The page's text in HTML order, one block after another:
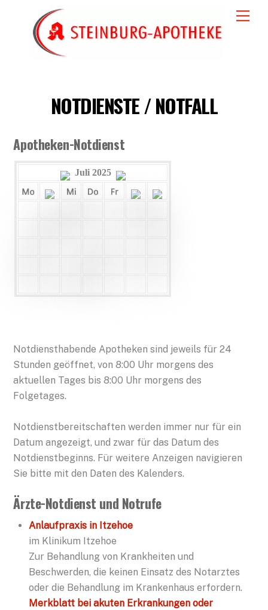
content
NOTDIENSTE / NOTFALL
Apotheken-Notdienst
Juli 2025
Notdiensthabende Apotheken sind jeweils für 24
Stunden geöffnet, von 8:00 Uhr morgens des
aktuellen Tages bis 8:00 Uhr morgens des
Folgetages.
Notdienstbereitschaften werden immer nur für ein
Datum angezeigt, und zwar für das Datum des
Notdienstbeginns. Für weitere Anzeigen navigieren
Sie bitte mit den Daten des Kalenders.
Ärzte-Notdienst und Notrufe
Anlaufpraxis in Itzehoe
im Klinikum Itzehoe
Zur Behandlung von Krankheiten und
Beschwerden, die keinen Einsatz des Notarztes
oder die Behandlung im Krankenhaus erfordern.
Merkblatt bei akuten Erkrankungen oder